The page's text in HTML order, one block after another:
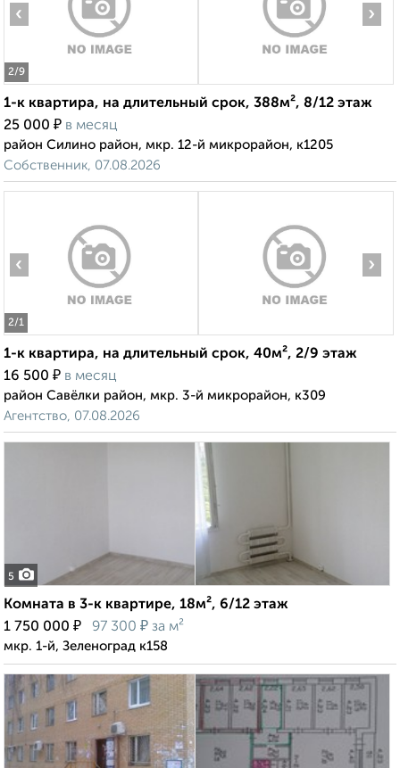
2/9
‹ ›
1-к квартира, на длительный срок, 388м², 8/12 этаж
25 000 ₽ в месяц
район Силино район, мкр. 12-й микрорайон, к1205
Собственник, 07.08.2026
2/1
‹ ›
1-к квартира, на длительный срок, 40м², 2/9 этаж
16 500 ₽ в месяц
район Савёлки район, мкр. 3-й микрорайон, к309
Агентство, 07.08.2026
5
Комната в 3-к квартире, 18м², 6/12 этаж
1 750 000 ₽ 97 300 ₽ за м²
мкр. 1-й, Зеленоград к158